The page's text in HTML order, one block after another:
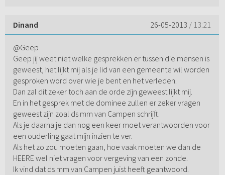
Dinand 26-05-2013 / 13:21
@Geep
Geep jij weet niet welke gesprekken er tussen die mensen is
geweest, het lijkt mij als je lid van een gemeente wil worden
gesproken word over wie je bent en het verleden.
Dan zal dit zeker toch aan de orde zijn geweest lijkt mij.
En in het gesprek met de dominee zullen er zeker vragen
geweest zijn zoal ds mm van Campen schrijft.
Als je daarna je dan nog een keer moet verantwoorden voor
een ouderling gaat mijn inzien te ver.
Als het zo zou moeten gaan, hoe vaak moeten we dan de
HEERE wel niet vragen voor vergeving van een zonde.
Ik vind dat ds mm van Campen juist heeft geantwoord.